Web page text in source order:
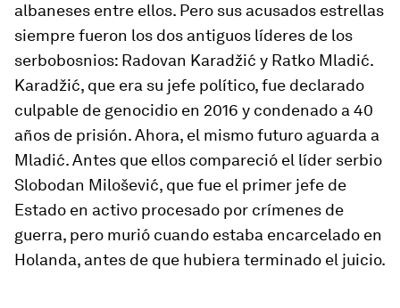
albaneses entre ellos. Pero sus acusados estrellas
siempre fueron los dos antiguos líderes de los
serbobosnios: Radovan Karadžić y Ratko Mladić.
Karadžić, que era su jefe político, fue declarado
culpable de genocidio en 2016 y condenado a 40
años de prisión. Ahora, el mismo futuro aguarda a
Mladić. Antes que ellos compareció el líder serbio
Slobodan Milošević, que fue el primer jefe de
Estado en activo procesado por crímenes de
guerra, pero murió cuando estaba encarcelado en
Holanda, antes de que hubiera terminado el juicio.